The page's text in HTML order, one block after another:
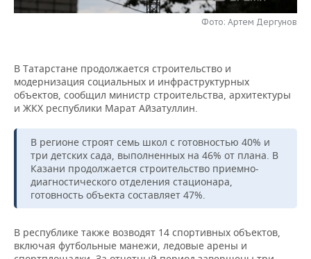
ONLINE-КОНФЕРЕНЦИИ
ХОККЕЙ
ВОЛЕЙБОЛ
КИБЕРСПОРТ
ФИГУРНОЕ КАТАНИЕ
ВОДНЫЕ ВИДЫ СПОРТА
ХОККЕЙ С МЯЧОМ
ВЛАСТЬ
ИСТОРИЯ
КУЛЬТУРА
МЕДИЦИНА
ОБРАЗОВАНИЕ
ПРОИСШЕСТВИЯ
СЮЖЕТЫ
СПИСОК ПЕРСОН
СПИСОК КОМПАНИЙ
ПОЛНАЯ ВЕРСИЯ
Фото: Артем Дергунов
В Татарстане продолжается строительство и
модернизация социальных и инфраструктурных
объектов, сообщил министр строительства, архитектуры
и ЖКХ республики Марат Айзатуллин.
В регионе строят семь школ с готовностью 40% и
три детских сада, выполненных на 46% от плана. В
Казани продолжается строительство приемно-
диагностического отделения стационара,
готовность объекта составляет 47%.
В республике также возводят 14 спортивных объектов,
включая футбольные манежи, ледовые арены и